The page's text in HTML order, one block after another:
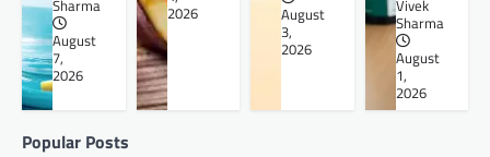
Sharma
August
7,
2026
2026
August
3,
2026
Vivek
Sharma
August
1,
2026
Popular Posts